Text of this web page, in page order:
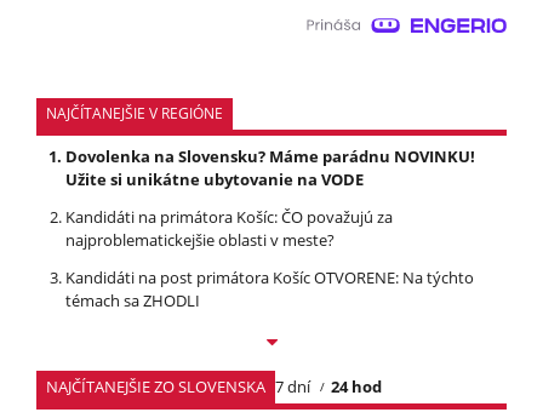
NAJČÍTANEJŠIE V REGIÓNE
Dovolenka na Slovensku? Máme parádnu NOVINKU!
Užite si unikátne ubytovanie na VODE
Kandidáti na primátora Košíc: ČO považujú za
najproblematickejšie oblasti v meste?
Kandidáti na post primátora Košíc OTVORENE: Na týchto
témach sa ZHODLI
NAJČÍTANEJŠIE ZO SLOVENSKA 7 dní 24 hod